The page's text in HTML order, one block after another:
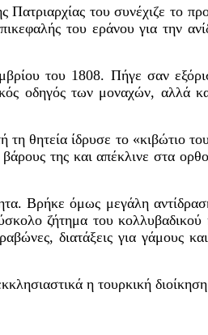
του συνέχιζε το
του εράνου για την
του 1808. Πήγε σαν
οδηγός των μοναχών, αλλά
τη θητεία ίδρυσε το «κιβώτιο
της και απέκλινε στα
Βρήκε όμως μεγάλη
ζήτημα του κολλυβαδικού
διατάξεις για γάμους
η τουρκική